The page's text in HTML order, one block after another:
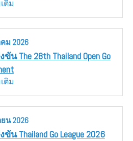
ติม
ม 2026
น The 28th Thailand Open Go
ติม
ยน2026
น Thailand Go League 2026